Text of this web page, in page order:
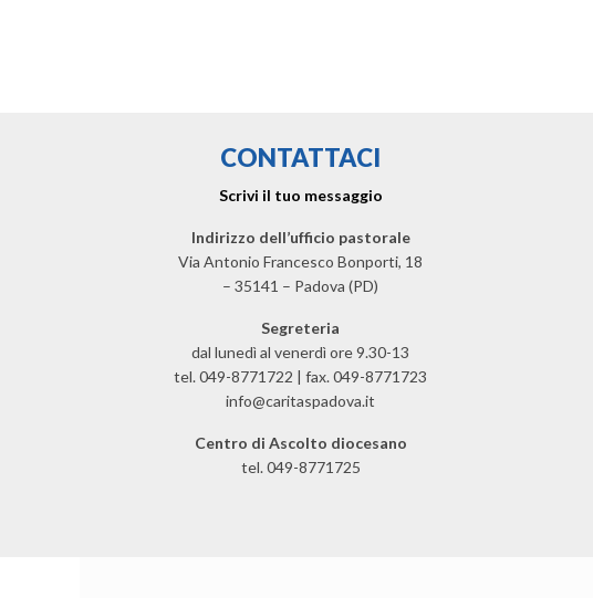
CONTATTACI
Scrivi il tuo messaggio
Indirizzo dell’ufficio pastorale
Via Antonio Francesco Bonporti, 18
– 35141 – Padova (PD)
Segreteria
dal lunedì al venerdì ore 9.30-13
tel. 049-8771722 | fax. 049-8771723
info@caritaspadova.it
Centro di Ascolto diocesano
tel. 049-8771725